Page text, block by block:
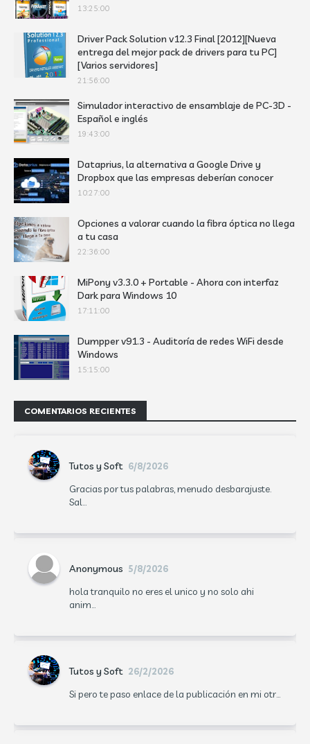
13:25:00
Driver Pack Solution v12.3 Final [2012][Nueva
entrega del mejor pack de drivers para tu PC]
[Varios servidores]
21:56:00
Simulador interactivo de ensamblaje de PC-3D -
Español e inglés
19:43:00
Dataprius, la alternativa a Google Drive y
Dropbox que las empresas deberían conocer
10:27:00
Opciones a valorar cuando la fibra óptica no llega
a tu casa
22:36:00
MiPony v3.3.0 + Portable - Ahora con interfaz
Dark para Windows 10
17:11:00
Dumpper v91.3 - Auditoría de redes WiFi desde
Windows
15:15:00
COMENTARIOS RECIENTES
Tutos y Soft 6/8/2026
Gracias por tus palabras, menudo desbarajuste.
Sal...
Anonymous 5/8/2026
hola tranquilo no eres el unico y no solo ahi
anim...
Tutos y Soft 26/2/2026
Si pero te paso enlace de la publicación en mi otr...